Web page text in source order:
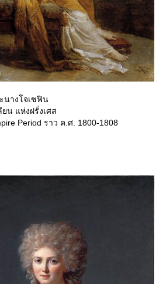
นางโจเซฟิน
น แห่งฝรั่งเศส
Period ราว ค.ศ. 1800-1808